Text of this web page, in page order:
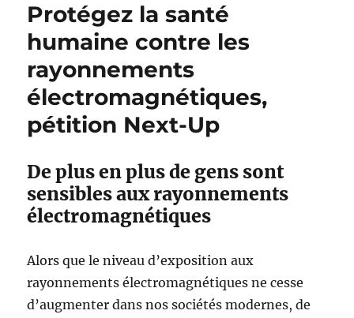
et
attaques
Protégez la santé
humaine contre les
rayonnements
électromagnétiques,
pétition Next-Up
De plus en plus de gens sont
sensibles aux rayonnements
électromagnétiques
Alors que le niveau d’exposition aux
rayonnements électromagnétiques ne cesse
d’augmenter dans nos sociétés modernes, de